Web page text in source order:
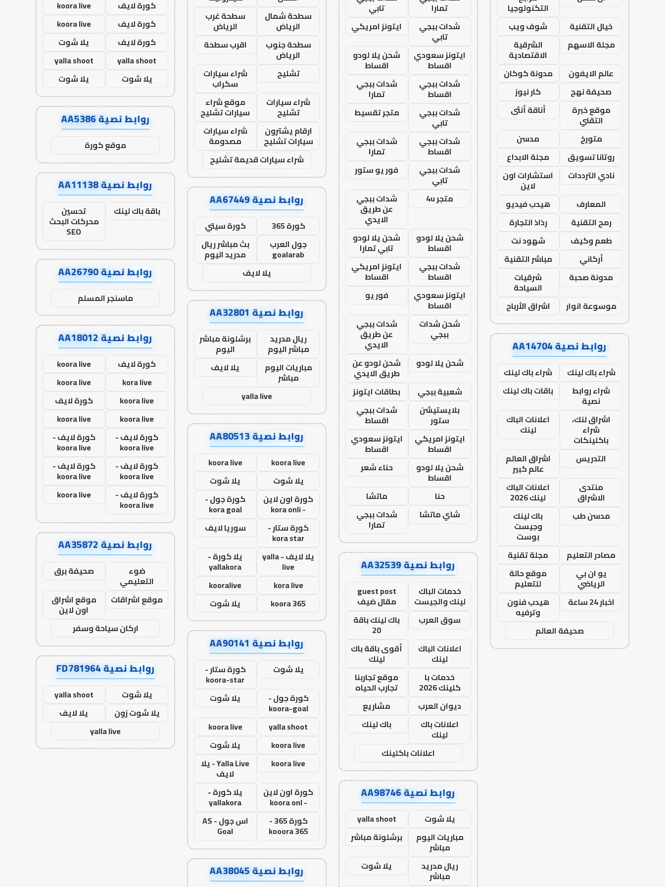
التكنولوجيا
خيال التقنية
شوف ويب
مجلة الاسهم
الشرقية
الاقتصادية
عالم الايفون
مدونة كوكان
صحيفة نهج
كار نيوز
موقع خبرة
التقني
أناقة أنثى
متورخ
مدسن
روتانا تسويق
مجلة الابداع
نادي الترددات
استشارات اون
لاين
المعارف
هيدب فيديو
رمح التقنية
رذاذ التجارة
طعم وكيف
شهود نت
أركاني
مباشر التقنية
مدونة صحبة
شرقيات
السياحة
موسوعة انوار
اشراق الأرباح
روابط نصية AA14704
شراء باك لينك
شراء باك لينك
شراء روابط
نصية
باقات باك لينك
اشراق لنك،
شراء
باكلينكات
اعلانات الباك
لينك
التدريس
اشراق العالم
عالم كبير
منتدى
الاشراق
اعلانات الباك
لينك 2026
مدسن طب
باك لينك
وجيست
بوست
مصادر التعليم
مجلة تقنية
يو ان بي
الرياضي
موقع حالة
للتعليم
اخبار 24 ساعة
هيدب فنون
وترفيه
صحيفة العالم
تمارا
تابي
شدات ببجي
تابي
ايتونز امريكي
ايتونز سعودي
اقساط
شحن يلا لودو
اقساط
شدات ببجي
اقساط
شدات ببجي
تمارا
شدات ببجي
تابي
متجر تقسيط
شدات ببجي
اقساط
شدات ببجي
تمارا
شدات ببجي
تابي
فور يو ستور
متجر 4u
شدات ببجي
عن طريق
الايدي
شحن يلا لودو
اقساط
شحن يلا لودو
تابي تمارا
شدات ببجي
اقساط
ايتونز امريكي
اقساط
ايتونز سعودي
اقساط
فور يو
شحن شدات
ببجي
شدات ببجي
عن طريق
الايدي
شحن يلا لودو
شحن لودو عن
طريق الايدي
شعبية ببجي
بطاقات ايتونز
بلايستيشن
ستور
شدات ببجي
اقساط
ايتونز امريكي
اقساط
ايتونز سعودي
اقساط
شحن يلا لودو
اقساط
حناء شعر
حنا
ماتشا
شاي ماتشا
شدات ببجي
تمارا
روابط نصية AA32539
خدمات الباك
لينك والجيست
guest post
مقال ضيف
سوق العرب
باك لينك باقة
20
اعلانات الباك
لينك
أقوى باقة باك
لينك
خدمات با
كلينك 2026
موقع تجاربنا
تجارب الحياه
ديوان العرب
مشاريع
اعلانات باك
لينك
باك لينك
اعلانات باكلينك
روابط نصية AA98746
يلا شوت
yalla shoot
مباريات اليوم
مباشر
برشلونة مباشر
ريال مدريد
مباشر
يلا شوت
سطحة شمال
الرياض
سطحة غرب
الرياض
سطحة جنوب
الرياض
اقرب سطحة
تشليح
شراء سيارات
سكراب
شراء سيارات
تشليح
موقع شراء
سيارات تشليح
ارقام يشترون
سيارات تشليح
شراء سيارات
مصدومة
شراء سيارات قديمة تشليح
روابط نصية AA67449
كورة 365
كورة سيتي
جول العرب
goalarab
بث مباشر ريال
مدريد اليوم
يلا لايف
روابط نصية AA32801
ريال مدريد
مباشر اليوم
برشلونة مباشر
اليوم
مباريات اليوم
مباشر
يلا لايف
yalla live
روابط نصية AA80513
koora live
koora live
يلا شوت
يلا شوت
كورة اون لاين
- kora onli
كورة جول -
kora goal
كورة ستار -
kora star
سوريا لايف
يلا لايف - yalla
live
يلا كورة -
yallakora
kora live
kooralive
koora 365
يلا شوت
روابط نصية AA90141
يلا شوت كورة ستار -
koora-star
كورة جول -
koora-goal
يلا شوت
yalla shoot
koora live
koora live
يلا شوت
koora live
Yalla Live - يلا
لايف
كورة اون لاين
- koora onl
يلا كورة -
yallakora
كورة 365 -
kooora 365
اس جول - AS
Goal
روابط نصية AA38045
كورة لايف
koora live
كورة لايف
koora live
كورة لايف
يلا شوت
yalla shoot
yalla shoot
يلا شوت
يلا شوت
روابط نصية AA5386
موقع كورة
روابط نصية AA11138
باقة باك لينك تحسين
محركات البحث
SEO
روابط نصية AA26790
ماسنجر المسلم
روابط نصية AA18012
كورة لايف
koora live
kora live
koora live
koora live
كورة لايف
koora live
koora live
كورة لايف -
koora live
كورة لايف -
koora live
كورة لايف -
koora live
كورة لايف -
koora live
كورة لايف -
koora live
koora live
روابط نصية AA35872
ضوء
التعليمي
صحيفة برق
موقع اشراقات
موقع اشراق
اون لاين
اركان سياحة وسفر
روابط نصية FD781964
يلا شوت
yalla shoot
يلا شوت زون
يلا لايف
yalla live